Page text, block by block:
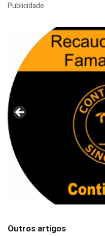
Publicidade
Outros artigos